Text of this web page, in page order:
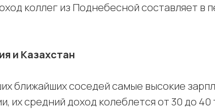
коллег из Поднебесной составляет в
и Казахстан
ближайших соседей самые высокие
их средний доход колеблется от 30 до 40